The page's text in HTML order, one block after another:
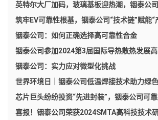
英特尔大厂加码，玻璃基板迎热潮，铟泰公司
筑牢EV可靠性根基，铟泰公司“技术链”赋能“
铟泰公司：如何正确选择高可靠性合金
铟泰公司参加2024第3届国际导热散热发展
铟泰公司：实力应对微型化挑战
世界环境日｜铟泰公司低温焊接技术助力绿
芯片巨头纷纷投资“先进封装”，铟泰公司可
喜报！铟泰公司荣获2024SMTA高科技技术